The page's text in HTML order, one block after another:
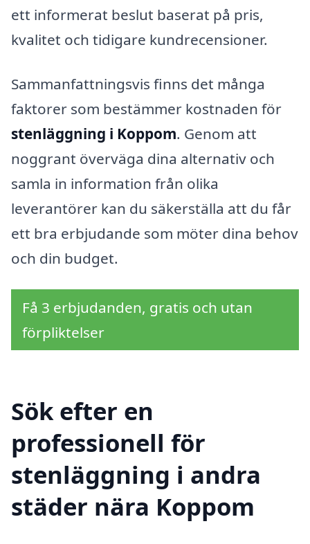
ett informerat beslut baserat på pris,
kvalitet och tidigare kundrecensioner.
Sammanfattningsvis finns det många
faktorer som bestämmer kostnaden för
stenläggning i Koppom. Genom att
noggrant överväga dina alternativ och
samla in information från olika
leverantörer kan du säkerställa att du får
ett bra erbjudande som möter dina behov
och din budget.
Få 3 erbjudanden, gratis och utan
förpliktelser
Sök efter en
professionell för
stenläggning i andra
städer nära Koppom